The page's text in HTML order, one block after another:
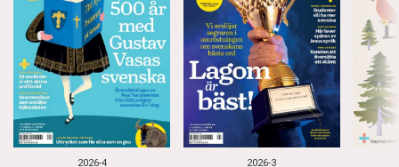
2026-4 2026-3